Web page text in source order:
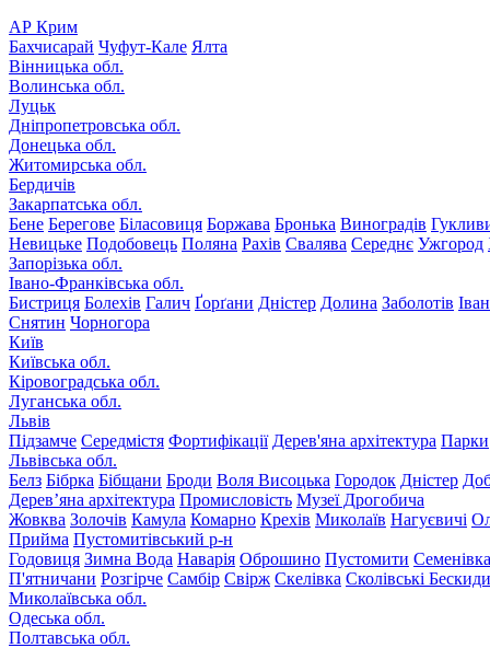
АР Крим
Бахчисарай Чуфут-Кале Ялта
Вінницька обл.
Волинська обл.
Луцьк
Дніпропетровська обл.
Донецька обл.
Житомирська обл.
Бердичів
Закарпатська обл.
Бене Берегове Біласовиця Боржава Бронька Виноградів
Невицьке Подобовець Поляна Рахів Свалява Середнє Ужгород
Запорізька обл.
Івано-Франківська обл.
Бистриця Болехів Галич Ґорґани Дністер Долина Заболотів
Снятин Чорногора
Київ
Київська обл.
Кіровоградська обл.
Луганська обл.
Львів
Підзамче Середмістя Фортифікації Дерев'яна архітектура Парки
Львівська обл.
Белз Бібрка Бібщани Броди Воля Висоцька Городок Дністер
Дерев’яна архітектура Промисловість Музеї Дрогобича
Жовква Золочів Камула Комарно Крехів Миколаїв Нагуєвичі
Прийма Пустомитівський р-н
Годовиця Зимна Вода Наварія Оброшино Пустомити Семенівка
П'ятничани Розгірче Самбір Свірж Скелівка Сколівські Бескиди
Миколаївська обл.
Одеська обл.
Полтавська обл.